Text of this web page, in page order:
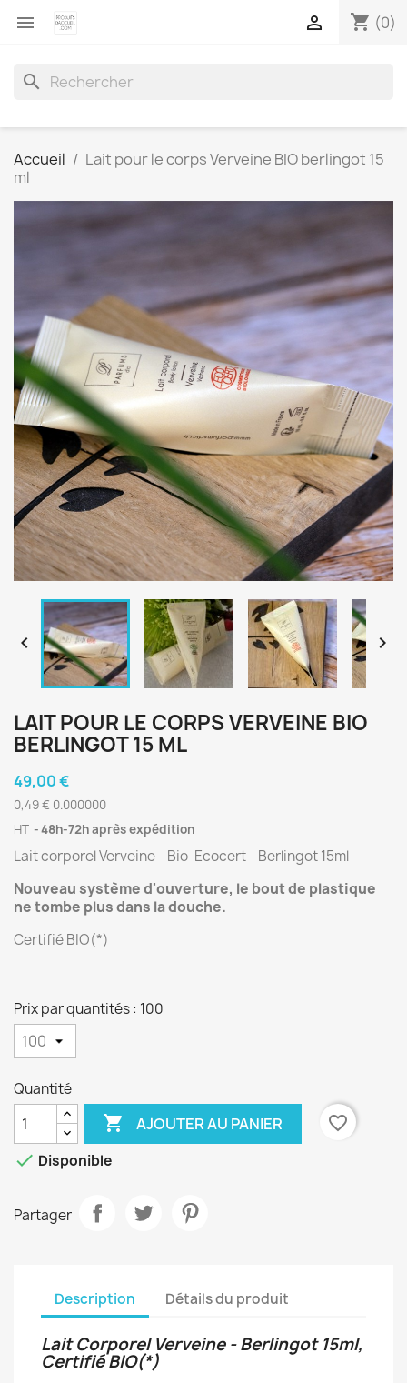
 shopping_cart (0)

search
Accueil
Lait pour le corps Verveine BIO berlingot 15
ml
 
LAIT POUR LE CORPS VERVEINE BIO
BERLINGOT 15 ML
49,00 €
0,49 € 0.000000
HT
48h-72h après expédition
Lait corporel Verveine - Bio-Ecocert - Berlingot 15ml
Nouveau système d'ouverture, le bout de plastique
ne tombe plus dans la douche.
Certifié BIO(*)
Prix par quantités : 100
Quantité
 AJOUTER AU PANIER
favorite_border
 Disponible
Partager
Description Détails du produit
Lait Corporel Verveine - Berlingot 15ml,
Certifié BIO(*)